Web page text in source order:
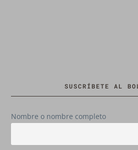
SUSCRÍBETE AL
Nombre o nombre completo